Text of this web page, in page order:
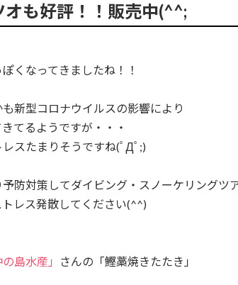
オも好評！！販売中(^^;
くなってきましたね！！
新型コロナウイルスの影響により
てるようですが・・・
スたまりそうですね(ﾟДﾟ;)
防対策してダイビング・スノーケリングツ
レス発散してください(^^)
の島水産」 さんの「鰹藁焼きたたき」